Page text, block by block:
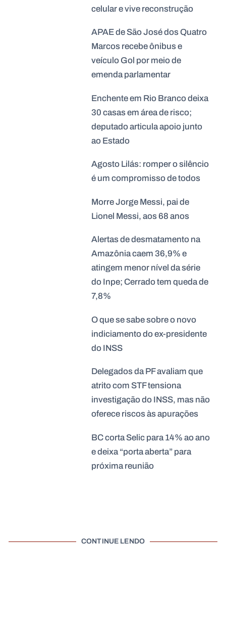
celular e vive reconstrução
APAE de São José dos Quatro
Marcos recebe ônibus e
veículo Gol por meio de
emenda parlamentar
Enchente em Rio Branco deixa
30 casas em área de risco;
deputado articula apoio junto
ao Estado
Agosto Lilás: romper o silêncio
é um compromisso de todos
Morre Jorge Messi, pai de
Lionel Messi, aos 68 anos
Alertas de desmatamento na
Amazônia caem 36,9% e
atingem menor nível da série
do Inpe; Cerrado tem queda de
7,8%
O que se sabe sobre o novo
indiciamento do ex-presidente
do INSS
Delegados da PF avaliam que
atrito com STF tensiona
investigação do INSS, mas não
oferece riscos às apurações
BC corta Selic para 14% ao ano
e deixa “porta aberta” para
próxima reunião
CONTINUE LENDO